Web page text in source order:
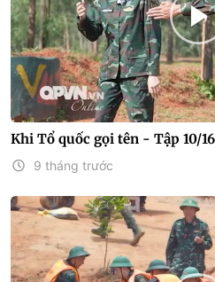
Khi Tổ quốc gọi tên - Tập 10/
9 tháng trước